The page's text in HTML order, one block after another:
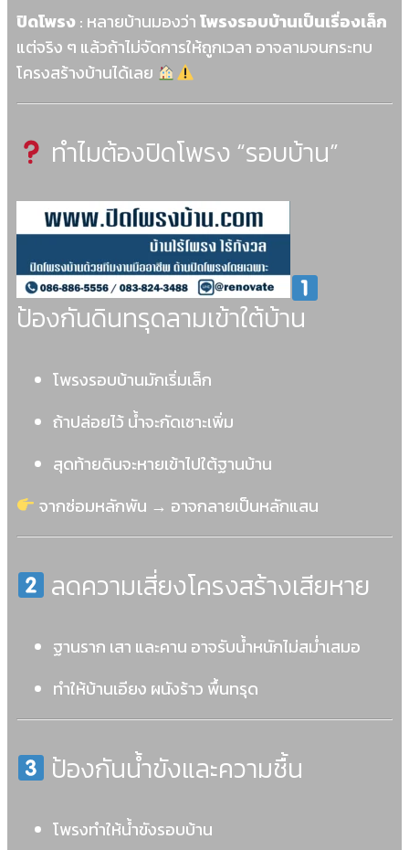
ปิดโพรง: หลายบ้านมองว่าโพรงรอบบ้านเป็นเรื่องเล็ก
แต่จริง ๆ แล้วถ้าไม่จัดการให้ถูกเวลา อาจลามจนกระทบ
โครงสร้างบ้านได้เลย
ทำไมต้องปิดโพรง “รอบบ้าน”
ป้องกันดินทรุดลามเข้าใต้บ้าน
โพรงรอบบ้านมักเริ่มเล็ก
ถ้าปล่อยไว้ น้ำจะกัดเซาะเพิ่ม
สุดท้ายดินจะหายเข้าไปใต้ฐานบ้าน
จากซ่อมหลักพัน → อาจกลายเป็นหลักแสน
ลดความเสี่ยงโครงสร้างเสียหาย
ฐานราก เสา และคาน อาจรับน้ำหนักไม่สม่ำเสมอ
ทำให้บ้านเอียง ผนังร้าว พื้นทรุด
ป้องกันน้ำขังและความชื้น
โพรงทำให้น้ำขังรอบบ้าน